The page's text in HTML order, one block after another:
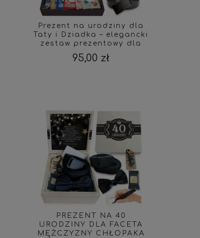
Prezent na urodziny dla
Taty i Dziadka – elegancki
zestaw prezentowy dla
mężczyzny
95,00 zł
PREZENT NA 40
URODZINY DLA FACETA
MĘŻCZYZNY CHŁOPAKA